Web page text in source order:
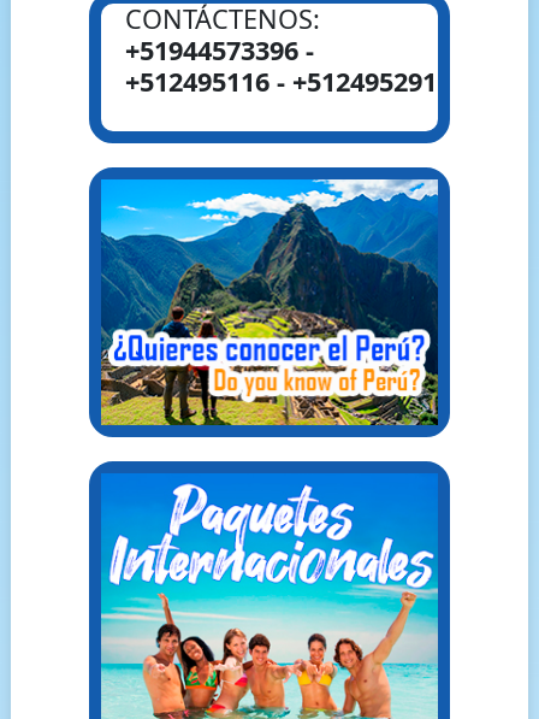
CONTÁCTENOS:
+51944573396 -
+512495116 - +512495291